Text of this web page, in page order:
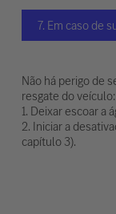
7. Em caso de
Não há perigo de
resgate do veículo:
1. Deixar escoar a
2. Iniciar a
capítulo 3).